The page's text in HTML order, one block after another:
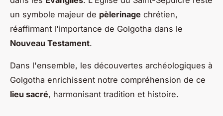
un symbole majeur de pèlerinage chrétien,
réaffirmant l'importance de Golgotha dans le
Nouveau Testament.
Dans l'ensemble, les découvertes archéologiques à
Golgotha enrichissent notre compréhension de ce
lieu sacré, harmonisant tradition et histoire.